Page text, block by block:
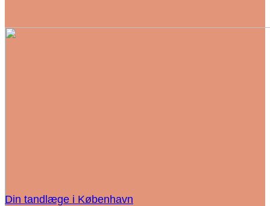
Din tandlæge i København